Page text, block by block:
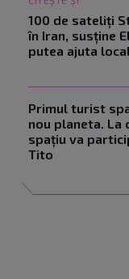
100 de sateliți
în Iran, susține
putea ajuta
Primul turist
nou planeta. La
spațiu va
Tito